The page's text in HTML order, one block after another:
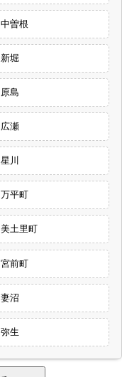
中曽根
新堀
原島
広瀬
星川
万平町
美土里町
宮前町
妻沼
弥生